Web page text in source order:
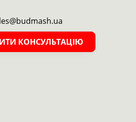
КОНСУЛЬТАЦІЮ